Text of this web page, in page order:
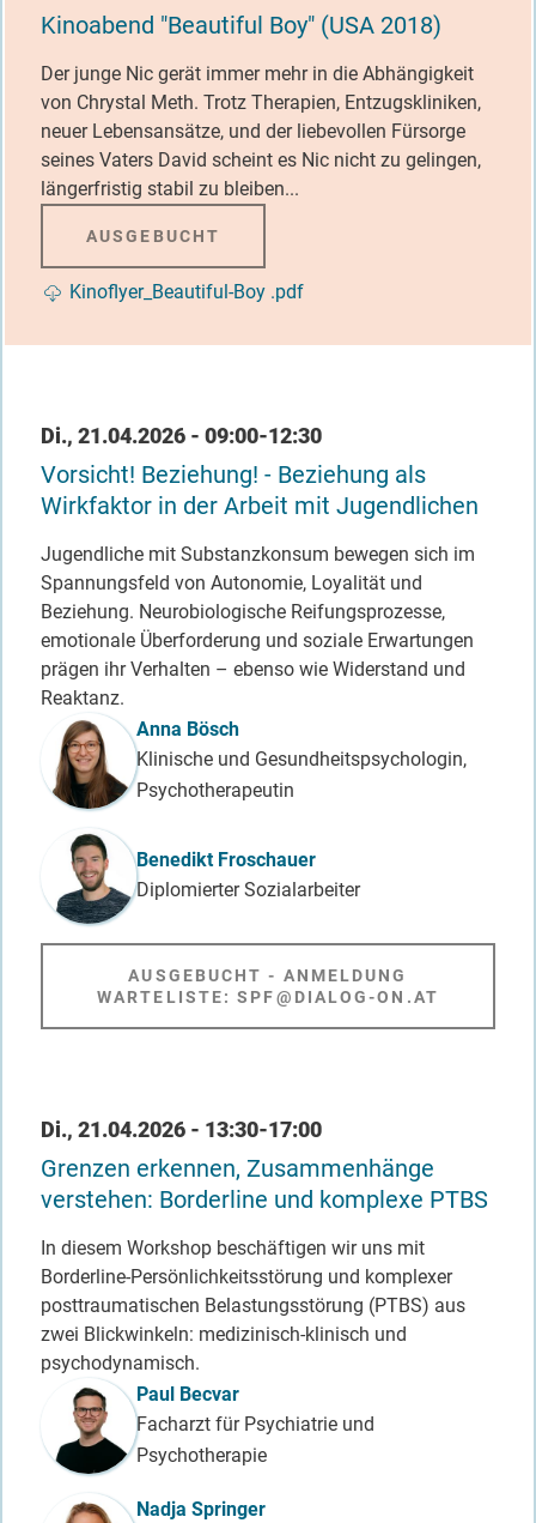
Kinoabend "Beautiful Boy" (USA 2018)
Der junge Nic gerät immer mehr in die Abhängigkeit
von Chrystal Meth. Trotz Therapien, Entzugskliniken,
neuer Lebensansätze, und der liebevollen Fürsorge
seines Vaters David scheint es Nic nicht zu gelingen,
längerfristig stabil zu bleiben...
AUSGEBUCHT
Dokument
Kinoflyer_Beautiful-Boy .pdf
Datum / Uhrzeit
Di., 21.04.2026 - 09:00-12:30
Vorsicht! Beziehung! - Beziehung als
Wirkfaktor in der Arbeit mit Jugendlichen
Jugendliche mit Substanzkonsum bewegen sich im
Spannungsfeld von Autonomie, Loyalität und
Beziehung. Neurobiologische Reifungsprozesse,
emotionale Überforderung und soziale Erwartungen
prägen ihr Verhalten – ebenso wie Widerstand und
Reaktanz.
Referent_inAnna Bösch
Klinische und Gesundheitspsychologin,
Psychotherapeutin
Benedikt Froschauer
Diplomierter Sozialarbeiter
AUSGEBUCHT - ANMELDUNG
WARTELISTE: SPF@DIALOG-ON.AT
Datum / Uhrzeit
Di., 21.04.2026 - 13:30-17:00
Grenzen erkennen, Zusammenhänge
verstehen: Borderline und komplexe PTBS
In diesem Workshop beschäftigen wir uns mit
Borderline-Persönlichkeitsstörung und komplexer
posttraumatischen Belastungsstörung (PTBS) aus
zwei Blickwinkeln: medizinisch-klinisch und
psychodynamisch.
Referent_inPaul Becvar
Facharzt für Psychiatrie und
Psychotherapie
Nadja Springer